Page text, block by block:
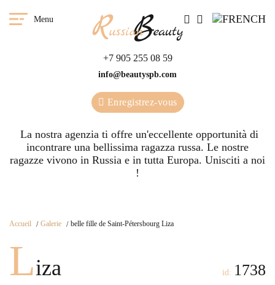
Menu
+7 905 255 08 59
info@beautyspb.com
Enregistrez-vous
La nostra agenzia ti offre un'eccellente opportunità di
incontrare una bellissima ragazza russa. Le nostre
ragazze vivono in Russia e in tutta Europa. Unisciti a noi
!
Accueil Galerie belle fille de Saint-Pétersbourg Liza
Liza id: 1738